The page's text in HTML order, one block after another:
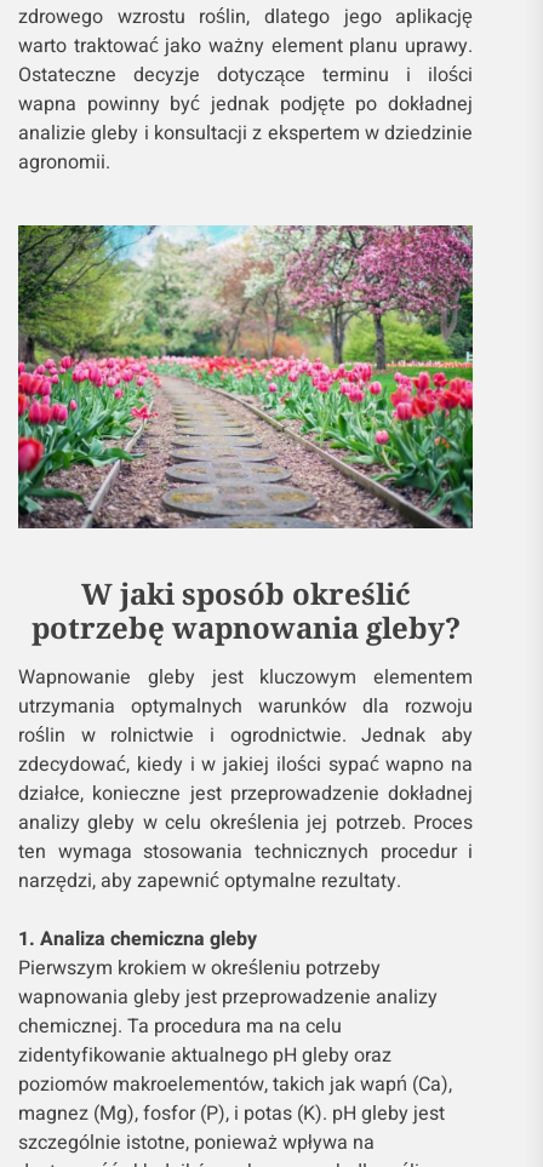
zdrowego wzrostu roślin, dlatego jego aplikację
warto traktować jako ważny element planu uprawy.
Ostateczne decyzje dotyczące terminu i ilości
wapna powinny być jednak podjęte po dokładnej
analizie gleby i konsultacji z ekspertem w dziedzinie
agronomii.
W jaki sposób określić
potrzebę wapnowania gleby?
Wapnowanie gleby jest kluczowym elementem
utrzymania optymalnych warunków dla rozwoju
roślin w rolnictwie i ogrodnictwie. Jednak aby
zdecydować, kiedy i w jakiej ilości sypać wapno na
działce, konieczne jest przeprowadzenie dokładnej
analizy gleby w celu określenia jej potrzeb. Proces
ten wymaga stosowania technicznych procedur i
narzędzi, aby zapewnić optymalne rezultaty.
1. Analiza chemiczna gleby
Pierwszym krokiem w określeniu potrzeby
wapnowania gleby jest przeprowadzenie analizy
chemicznej. Ta procedura ma na celu
zidentyfikowanie aktualnego pH gleby oraz
poziomów makroelementów, takich jak wapń (Ca),
magnez (Mg), fosfor (P), i potas (K). pH gleby jest
szczególnie istotne, ponieważ wpływa na